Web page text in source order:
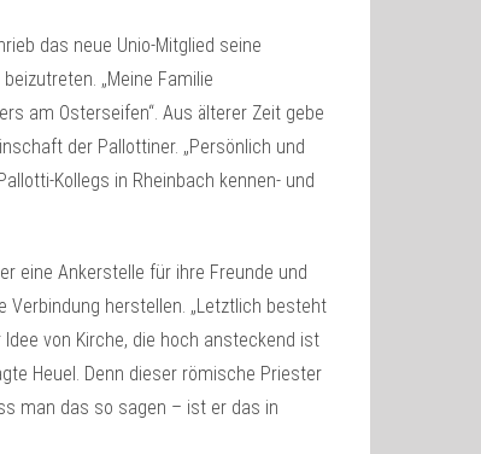
das neue Unio-Mitglied seine
„Meine Familie
am Osterseifen“. Aus älterer Zeit gebe
der Pallottiner. „Persönlich und
Kollegs in Rheinbach kennen- und
eine Ankerstelle für ihre Freunde und
Verbindung herstellen. „Letztlich besteht
von Kirche, die hoch ansteckend ist
Heuel. Denn dieser römische Priester
man das so sagen – ist er das in